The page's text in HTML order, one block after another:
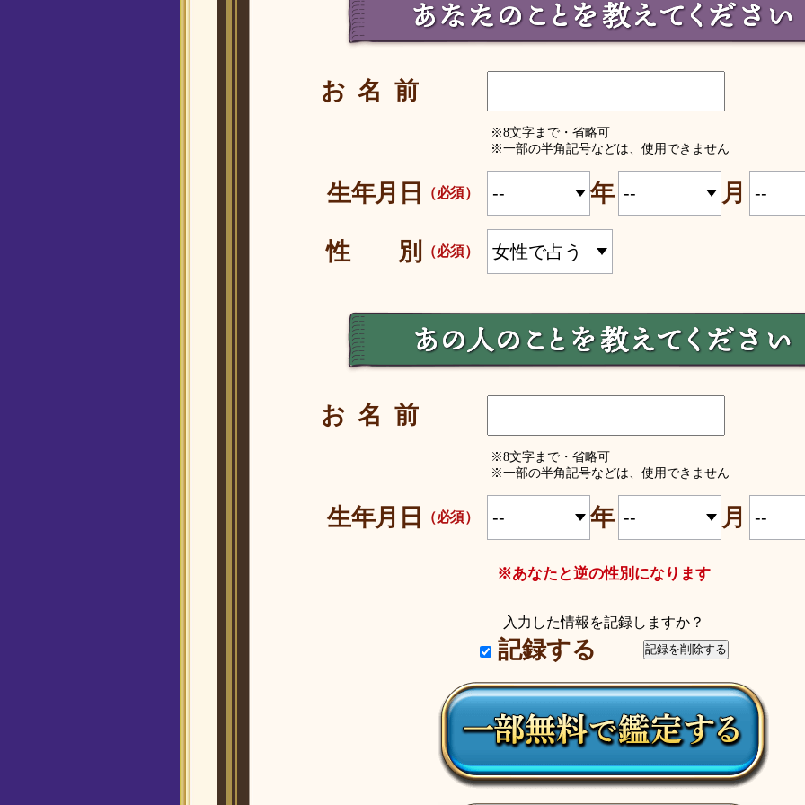
お名前
※8文字まで・省略可
※一部の半角記号などは、使用できません
生年月日 （必須） 年 月
性別
（必須）
お名前
※8文字まで・省略可
※一部の半角記号などは、使用できません
生年月日 （必須） 年 月
※あなたと逆の性別になります
入力した情報を記録しますか？
記録する